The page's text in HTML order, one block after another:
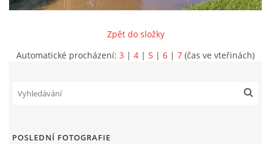
Zpět do složky
Automatické procházení: 3 | 4 | 5 | 6 | 7 (čas ve vteřinách)
POSLEDNÍ FOTOGRAFIE